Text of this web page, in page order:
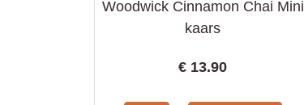
Woodwick Cinnamon Chai Mini
kaars
€ 13.90